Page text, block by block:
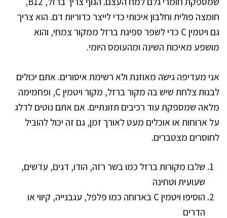
חומצה פולית וחלבון איכותי כדי לייצר כדוריות דם. הוא צריך
גם ויטמין C כדי לשפר ספיגת ברזל ממקור צמחי, והוא
מושפע מאיכות השינה ומהעומס היומי.
אני מעדיפה גישה מאוזנת ולא רשימת איסורים. אתם יכולים
לבנות צלחת שיש בה מקור ברזל, מקור ויטמין C, ופחמימה
מלאה שמספקת עוד רכיבים תזונתיים. אם אתם נוטים לדלג
על ארוחות או אוכלים מעט לאורך זמן, גם זה יכול להוביל
לחוסרים מצטברים.
שלבו מקורות ברזל כמו בשר רזה, הודו, דגים, עדשים,
שעועית וטחינה
הוסיפו ויטמין C בארוחה כמו פלפל, עגבנייה, קיווי או
הדרים